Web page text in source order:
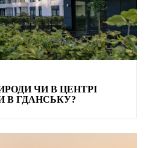
ЧИ В ЦЕНТРІ
В ГДАНСЬКУ?